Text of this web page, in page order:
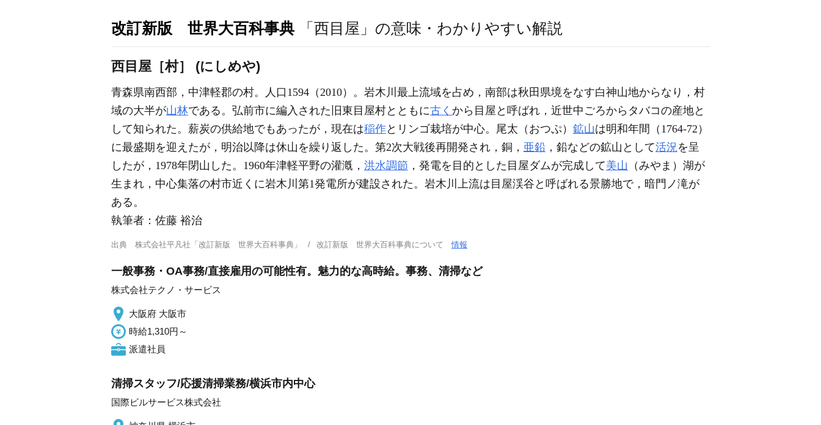
改訂新版 世界大百科事典 「西目屋」の意味・わかりやすい解説
西目屋［村］ (にしめや)
青森県南西部，中津軽郡の村。人口1594（2010）。岩木川最上流域を占め，南部は秋田県境をなす白神山地からなり，村
域の大半が山林である。弘前市に編入された旧東目屋村とともに古く から目屋と呼ばれ，近世中ごろからタバコの産地と
して知られた。薪炭の供給地でもあったが，現在は稲作とリンゴ栽培が中心。尾太（おつぷ） 鉱山は明和年間（1764-72）
に最盛期を迎えたが，明治以降は休山を繰り返した。第2次大戦後再開発され，銅， 亜鉛 ，鉛などの鉱山として活況を呈
したが，1978年閉山した。1960年津軽平野の灌漑， 洪水調節 ，発電を目的とした目屋ダムが完成して美山 （みやま）湖が
生まれ，中心集落の村市近くに岩木川第1発電所が建設された。岩木川上流は目屋渓谷と呼ばれる景勝地で，暗門ノ滝が
ある。
執筆者： 佐藤 裕治
出典 株式会社平凡社「改訂新版 世界大百科事典」 改訂新版 世界大百科事典について情報
一般事務・OA事務/直接雇用の可能性有。魅力的な高時給。事務、清掃など
株式会社テクノ・サービス
大阪府 大阪市
時給1,310円～
派遣社員
清掃スタッフ/応援清掃業務/横浜市内中心
国際ビルサービス株式会社